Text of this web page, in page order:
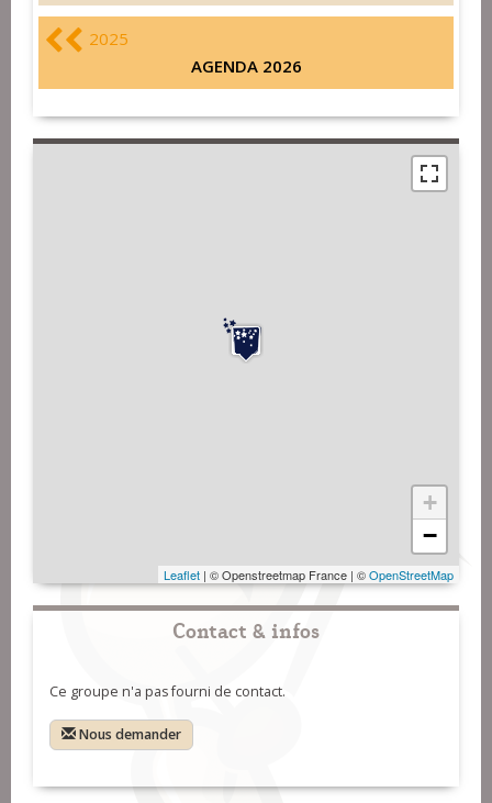
2025
AGENDA 2026
+
−
Leaflet | © Openstreetmap France | ©OpenStreetMap
Contact & infos
Ce groupe n'a pas fourni de contact.
Nous demander